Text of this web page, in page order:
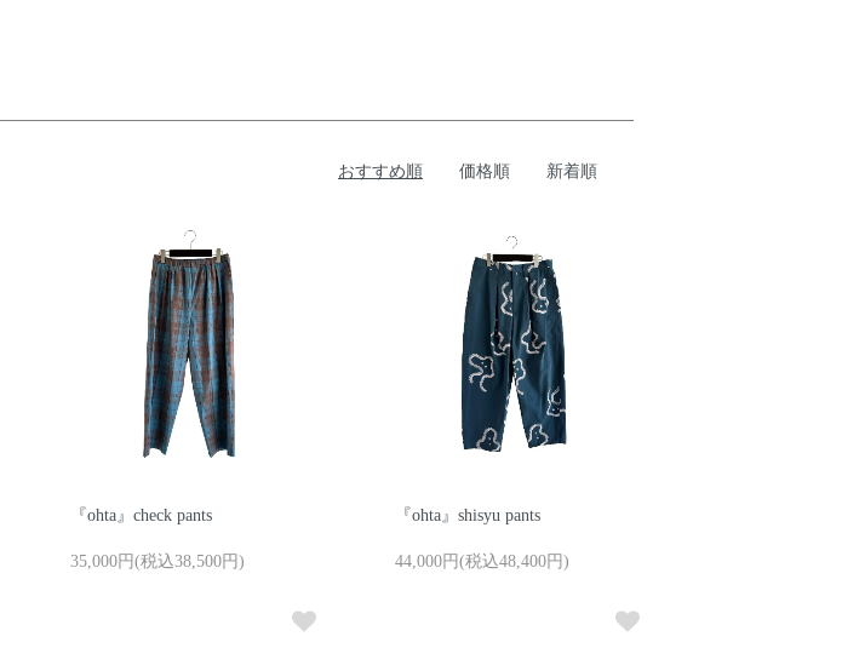
おすすめ順 価格順 新着順
『ohta』check pants
35,000円(税込38,500円)
『ohta』shisyu pants
44,000円(税込48,400円)